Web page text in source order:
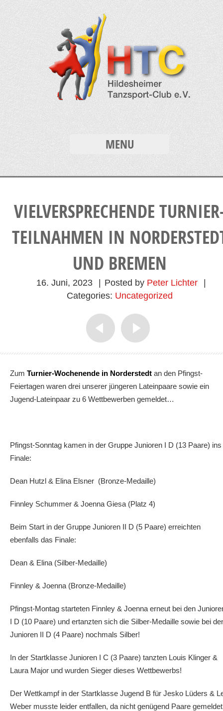
MENU
VIELVERSPRECHENDE
TEILNAHMEN IN
UND BREMEN
16. Juni, 2023 Posted by Peter Lichter
Categories: Uncategorized
Zum Turnier-Wochenende in Norderstedt an den Pfingst-
Feiertagen waren drei unserer jüngeren Lateinpaare sowie ein
Jugend-Lateinpaar zu 6 Wettbewerben gemeldet…
Pfingst-Sonntag kamen in der Gruppe Junioren I D (13 Paare) ins
Finale:
Dean Hutzl & Elina Elsner (Bronze-Medaille)
Finnley Schummer & Joenna Giesa (Platz 4)
Beim Start in der Gruppe Junioren II D (5 Paare) erreichten
ebenfalls das Finale:
Dean & Elina (Silber-Medaille)
Finnley & Joenna (Bronze-Medaille)
Pfingst-Montag starteten Finnley & Joenna erneut bei den
I D (10 Paare) und ertanzten sich die Silber-Medaille sowie bei
Junioren II D (4 Paare) nochmals Silber!
In der Startklasse Junioren I C (3 Paare) tanzten Louis Klinger &
Laura Major und wurden Sieger dieses Wettbewerbs!
Der Wettkampf in der Startklasse Jugend B für Jesko Lüders &
Weber musste leider entfallen, da nicht genügend Paare gemeldet